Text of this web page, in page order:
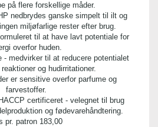
på flere forskellige måder.
nedbrydes ganske simpelt til ilt og
miljøfarlige rester efter brug.
til at have lavt potentiale for
overfor huden.
- medvirker til at reducere potentialet
og hudirritationer.
er sensitive overfor parfume og
farvestoffer.
certificeret - velegnet til brug
og fødevarehåndtering.
pr. patron 183,00